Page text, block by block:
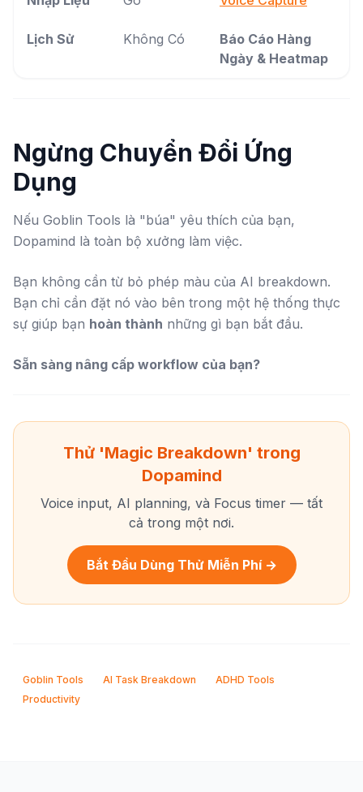
Lịch Sử Không Có
Báo Cáo Hàng
Ngày & Heatmap
Ngừng Chuyển Đổi Ứng
Dụng
Nếu Goblin Tools là "búa" yêu thích của bạn,
Dopamind là toàn bộ xưởng làm việc.
Bạn không cần từ bỏ phép màu của AI breakdown.
Bạn chỉ cần đặt nó vào bên trong một hệ thống thực
sự giúp bạn hoàn thành những gì bạn bắt đầu.
Sẵn sàng nâng cấp workflow của bạn?
Thử 'Magic Breakdown' trong
Dopamind
Voice input, AI planning, và Focus timer — tất
cả trong một nơi.
Bắt Đầu Dùng Thử Miễn Phí →
Goblin Tools AI Task Breakdown
ADHD Tools
Productivity